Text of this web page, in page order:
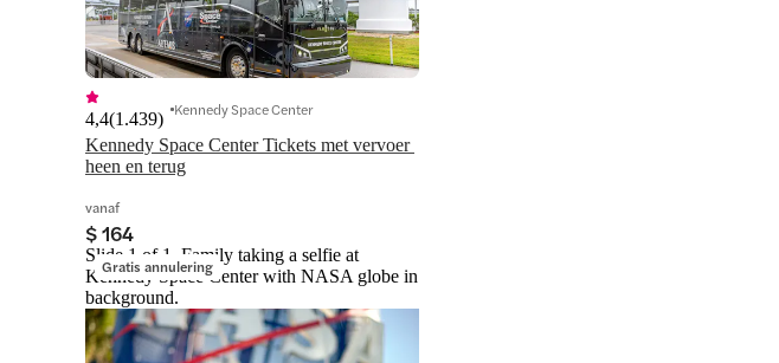
Kennedy Space Center Tickets met vervoer
heen en terug
4,4(1.439) Kennedy Space Center
vanaf
$ 164
Gratis annulering
Slide 1 of 1, Family taking a selfie at
Kennedy Space Center with NASA globe in
background.